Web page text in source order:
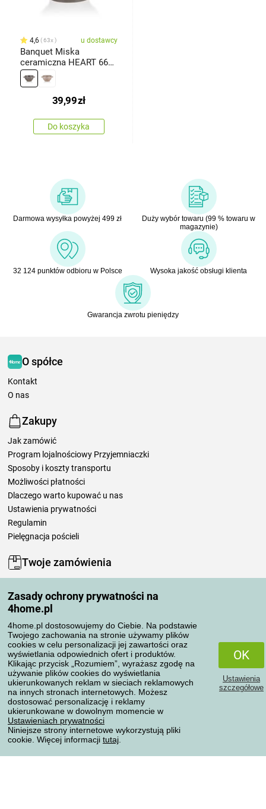
Zasady ochrony prywatności na
4home.pl
4home.pl dostosowujemy do Ciebie. Na podstawie
Twojego zachowania na stronie używamy plików
cookies w celu personalizacji jej zawartości oraz
wyświetlania odpowiednich ofert i produktów.
Klikając przycisk „Rozumiem”, wyrażasz zgodę na
używanie plików cookies do wyświetlania
ukierunkowanych reklam w sieciach reklamowych
na innych stronach internetowych. Możesz
dostosować personalizację i reklamy
ukierunkowane w dowolnym momencie w
Ustawieniach prywatności
Niniejsze strony internetowe wykorzystują pliki
cookie. Więcej informacji tutaj
OK
Ustawienia
szczegółowe
4,6 63x u dostawcy
Banquet Miska
ceramiczna HEART 660
ml, brązowy
39,99zł
Do koszyka
Darmowa wysyłka powyżej 499 zł
Duży wybór towaru (99 % towaru w
magazynie)
32 124 punktów odbioru w Polsce Wysoka jakość obsługi klienta
Gwarancja zwrotu pieniędzy
O spółce
Kontakt
O nas
Zakupy
Jak zamówić
Program lojalnościowy Przyjemniaczki
Sposoby i koszty transportu
Możliwości płatności
Dlaczego warto kupować u nas
Ustawienia prywatności
Regulamin
Pielęgnacja pościeli
Twoje zamówienia
Moje zamówienia
Reklamacje
Odstąpienie od umowy
Zasady przetwarzania recenzji
Sposoby transportu
Metody płatności